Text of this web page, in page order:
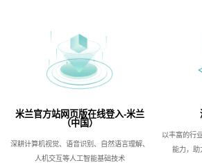
米兰官方站网页版在线登入-米兰
（中国）
深耕计算机视觉、语音识别、自然语言理解、
人机交互等人工智能基础技术
以丰富的行
能力，助